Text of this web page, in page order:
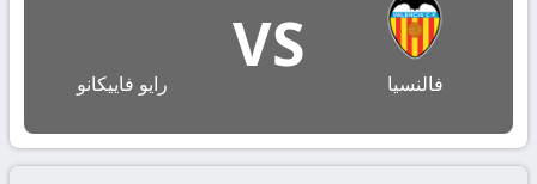
فالنسيا
VS
رايو فاييكانو